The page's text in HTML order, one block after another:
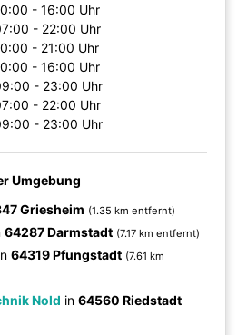
- 16:00 Uhr
- 22:00 Uhr
- 21:00 Uhr
- 16:00 Uhr
- 23:00 Uhr
- 22:00 Uhr
- 23:00 Uhr
Umgebung
Griesheim (1.35 km entfernt)
64287 Darmstadt (7.17 km entfernt)
64319 Pfungstadt (7.61 km
Nold in64560 Riedstadt